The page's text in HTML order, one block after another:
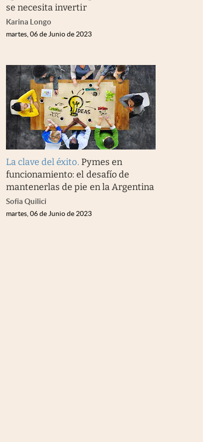
se necesita invertir
Karina Longo
martes, 06 de Junio de 2023
La clave del éxito. Pymes en
funcionamiento: el desafío de
mantenerlas de pie en la Argentina
Sofia Quilici
martes, 06 de Junio de 2023